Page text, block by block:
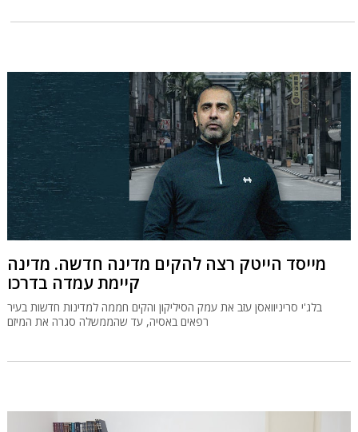
מייסד הייטק רצה להקים מדינה חדשה. מדינה
קיימת עמדה בדרכו
בלג'י סריניוואסן עזב את עמק הסיליקון והקים חממה למדינות חדשות בעיר
רפאים באסיה, עד שהממשלה סגרה את המיזם